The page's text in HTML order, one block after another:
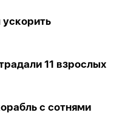
11 взрослых
с сотнями